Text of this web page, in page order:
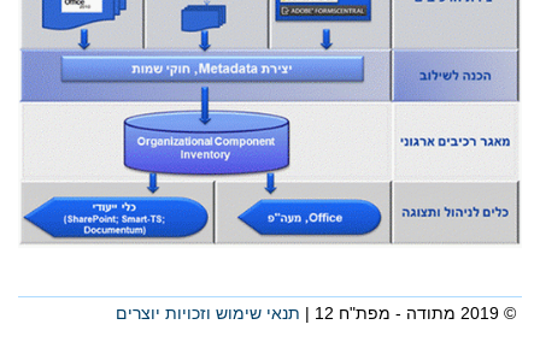
© 2019 מתודה - מפת"ח 12 | תנאי שימוש וזכויות יוצרים